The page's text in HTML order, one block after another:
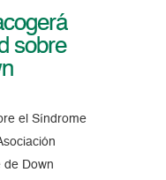
sobre
el Síndrome
de Down